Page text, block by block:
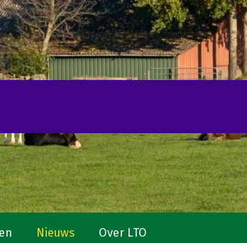
Nieuws Over LTO